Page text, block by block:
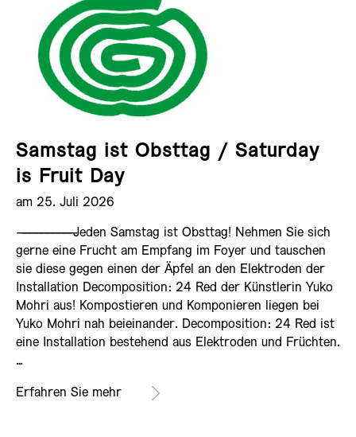
Samstag ist Obsttag / Saturday
is Fruit Day
am 25. Juli 2026
——————————Jeden Samstag ist Obsttag! Nehmen Sie sich
gerne eine Frucht am Empfang im Foyer und tauschen
sie diese gegen einen der Äpfel an den Elektroden der
Installation Decomposition: 24 Red der Künstlerin Yuko
Mohri aus! Kompostieren und Komponieren liegen bei
Yuko Mohri nah beieinander. Decomposition: 24 Red ist
eine Installation bestehend aus Elektroden und Früchten.
…
Erfahren Sie mehr